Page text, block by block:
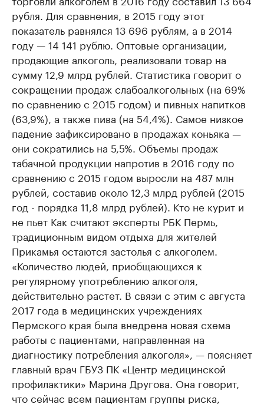
рубля. Для сравнения, в 2015 году этот
показатель равнялся 13 696 рублям, а в 2014
году — 14 141 рублю. Оптовые организации,
продающие алкоголь, реализовали товар на
сумму 12,9 млрд рублей. Статистика говорит о
сокращении продаж слабоалкогольных (на 69%
по сравнению с 2015 годом) и пивных напитков
(63,9%), а также пива (на 54,4%). Самое низкое
падение зафиксировано в продажах коньяка —
они сократились на 5,5%. Объемы продаж
табачной продукции напротив в 2016 году по
сравнению с 2015 годом выросли на 487 млн
рублей, составив около 12,3 млрд рублей (2015
год - порядка 11,8 млрд рублей). Кто не курит и
не пьет Как считают эксперты РБК Пермь,
традиционным видом отдыха для жителей
Прикамья остаются застолья с алкоголем.
«Количество людей, приобщающихся к
регулярному употреблению алкоголя,
действительно растет. В связи с этим с августа
2017 года в медицинских учреждениях
Пермского края была внедрена новая схема
работы с пациентами, направленная на
диагностику потребления алкоголя», — поясняет
главный врач ГБУЗ ПК «Центр медицинской
профилактики» Марина Другова. Она говорит,
что сейчас всем пациентам группы риска,